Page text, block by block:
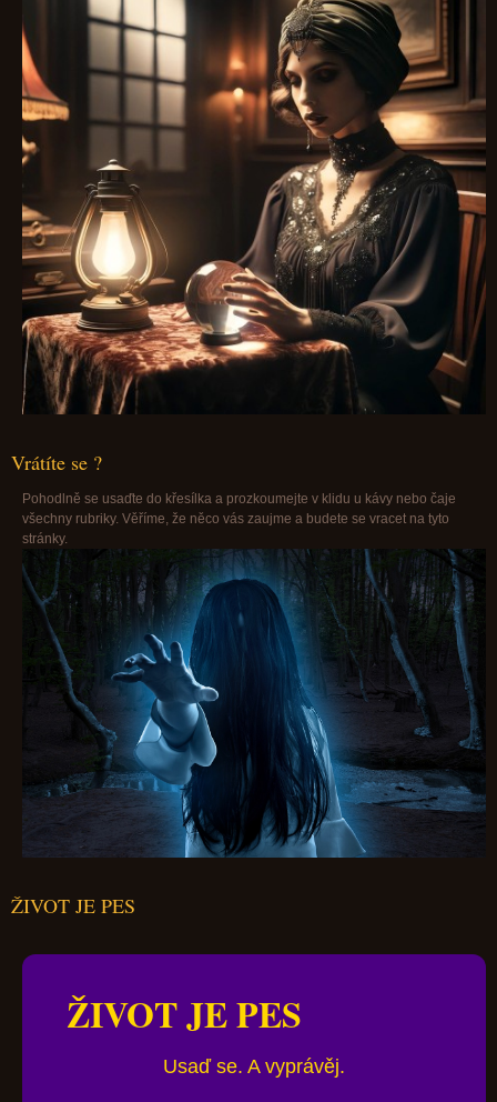
Vrátíte se ?
Pohodlně se usaďte do křesílka a prozkoumejte v klidu u kávy nebo čaje
všechny rubriky. Věříme, že něco vás zaujme a budete se vracet na tyto
stránky.
ŽIVOT JE PES
ŽIVOT JE PES
Usaď se. A vyprávěj.